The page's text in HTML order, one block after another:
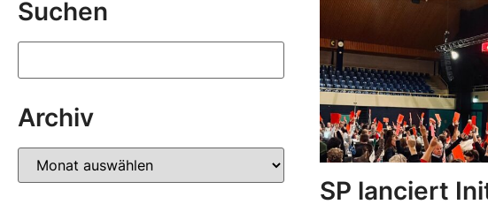
Suchen
Archiv
SP lanciert